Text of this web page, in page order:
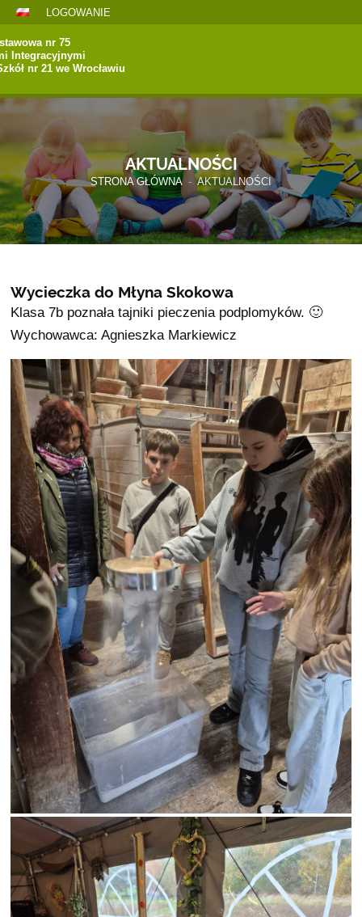
LOGOWANIE
nr 75
Integracyjnymi
nr 21 we Wrocławiu
AKTUALNOŚCI
STRONA GŁÓWNA - AKTUALNOŚCI
Wycieczka do Młyna Skokowa
Klasa 7b poznała tajniki pieczenia podplomyków. 🙂
Wychowawca: Agnieszka Markiewicz